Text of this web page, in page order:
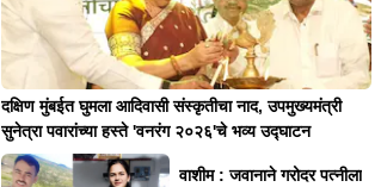
दक्षिण मुंबईत घुमला आदिवासी संस्कृतीचा नाद, उपमुख्यमंत्री
सुनेत्रा पवारांच्या हस्ते 'वनरंग २०२६'चे भव्य उद्घाटन
वाशीम : जवानाने गरोदर पत्नीला